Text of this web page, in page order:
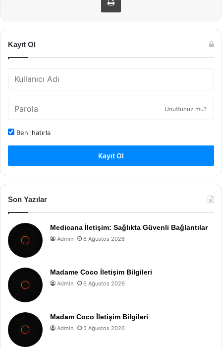
Kayıt Ol
Unuttunuz mu?
Beni hatırla
Kayıt Ol
Son Yazılar
Medicana İletişim: Sağlıkta Güvenli Bağlantılar
Admin 6 Ağustos 2026
Madame Coco İletişim Bilgileri
Admin 6 Ağustos 2026
Madam Coco İletişim Bilgileri
Admin 5 Ağustos 2026